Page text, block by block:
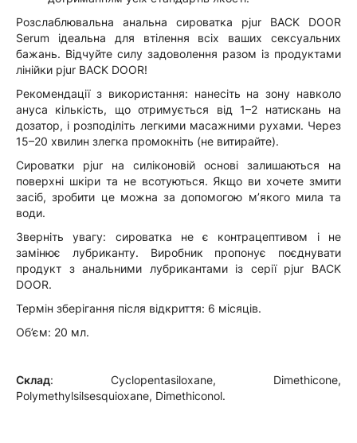
Розслаблювальна анальна сироватка pjur BACK DOOR
Serum ідеальна для втілення всіх ваших сексуальних
бажань. Відчуйте силу задоволення разом із продуктами
лінійки pjur BACK DOOR!
Рекомендації з використання: нанесіть на зону навколо
ануса кількість, що отримується від 1–2 натискань на
дозатор, і розподіліть легкими масажними рухами. Через
15–20 хвилин злегка промокніть (не витирайте).
Сироватки pjur на силіконовій основі залишаються на
поверхні шкіри та не всотуються. Якщо ви хочете змити
засіб, зробити це можна за допомогою м’якого мила та
води.
Зверніть увагу: сироватка не є контрацептивом і не
замінює лубриканту. Виробник пропонує поєднувати
продукт з анальними лубрикантами із серії pjur BACK
DOOR.
Термін зберігання після відкриття: 6 місяців.
Об’єм: 20 мл.
Склад: Cyclopentasiloxane, Dimethicone,
Polymethylsilsesquioxane, Dimethiconol.